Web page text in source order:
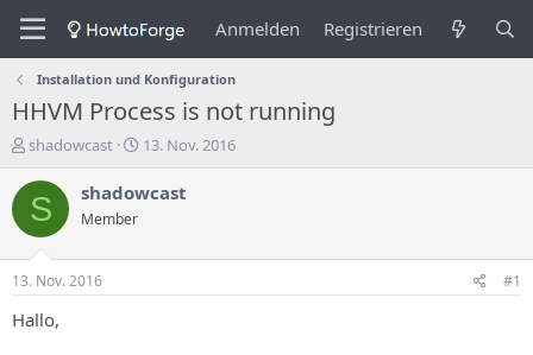
Anmelden Registrieren
Installation und Konfiguration
HHVM Process is not running
E
s
t
e
e
r
shadowcast
E
s
13. Nov. 2016
S shadowcast
Member
13. Nov. 2016 #1
Hallo,